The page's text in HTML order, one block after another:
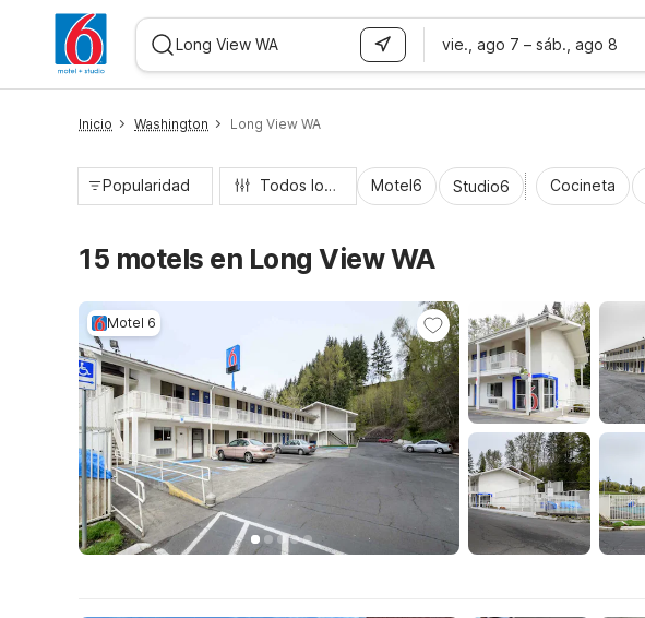
vie., ago 7 – sáb., ago 8
Inicio Washington Long View WA
Popularidad Todos los filtros Motel6 Studio6 Cocineta
15 motels en Long View WA
Motel 6